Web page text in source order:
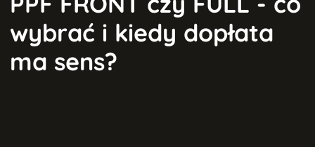
wybrać i kiedy dopłata
ma sens?